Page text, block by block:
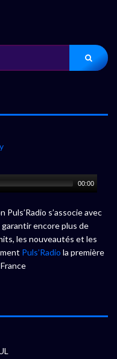
00:00
s’associe avec
encore plus de
les nouveautés et les
Puls’Radio la première